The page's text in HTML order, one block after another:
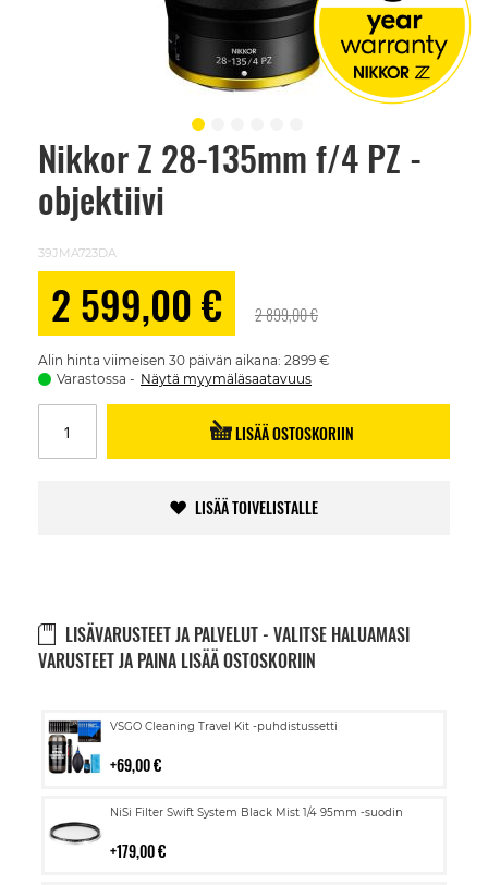
Nikkor Z 28-135mm f/4 PZ -
objektiivi
39JMA723DA
2 599,00 € 2 899,00 €
Alin hinta viimeisen 30 päivän aikana: 2899 €
Varastossa
Näytä myymäläsaatavuus
LISÄÄ OSTOSKORIIN
LISÄÄ TOIVELISTALLE
LISÄVARUSTEET JA PALVELUT - VALITSE HALUAMASI
VARUSTEET JA PAINA LISÄÄ OSTOSKORIIN
VSGO Cleaning Travel Kit -puhdistussetti
69,00 €
Lisää
NiSi Filter Swift System Black Mist 1/4 95mm -suodin
179,00 €
Lisää
Skip
beginning
images
gallery